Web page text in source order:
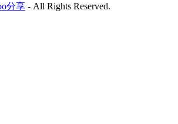
分享 - All Rights Reserved.